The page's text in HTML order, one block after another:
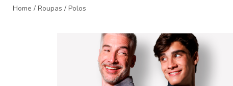
Home / Roupas / Polos